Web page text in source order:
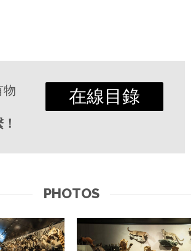
在線目錄
物
PHOTOS